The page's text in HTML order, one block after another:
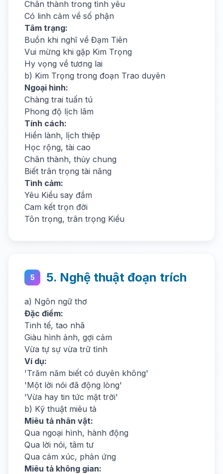
Chân thành trong tình yêu
Có linh cảm về số phận
Tâm trạng:
Buồn khi nghĩ về Đạm Tiên
Vui mừng khi gặp Kim Trọng
Hy vọng về tương lai
b) Kim Trọng trong đoạn Trao duyên
Ngoại hình:
Chàng trai tuấn tú
Phong độ lịch lãm
Tính cách:
Hiền lành, lịch thiệp
Học rộng, tài cao
Chân thành, thủy chung
Biết trân trọng tài năng
Tình cảm:
Yêu Kiều say đắm
Cam kết trọn đời
Tôn trọng, trân trọng Kiều
5 5. Nghệ thuật đoạn trích
a) Ngôn ngữ thơ
Đặc điểm:
Tinh tế, tao nhã
Giàu hình ảnh, gợi cảm
Vừa tự sự vừa trữ tình
Ví dụ:
'Trăm năm biết có duyên không'
'Một lời nói đã động lòng'
'Vừa hay tin tức mặt trời'
b) Kỹ thuật miêu tả
Miêu tả nhân vật:
Qua ngoại hình, hành động
Qua lời nói, tâm tư
Qua cảm xúc, phản ứng
Miêu tả không gian: